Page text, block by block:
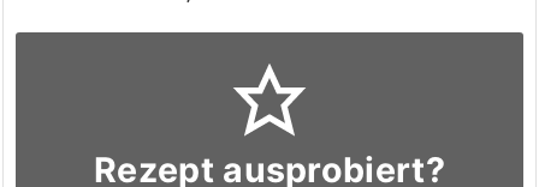
Rezept ausprobiert?